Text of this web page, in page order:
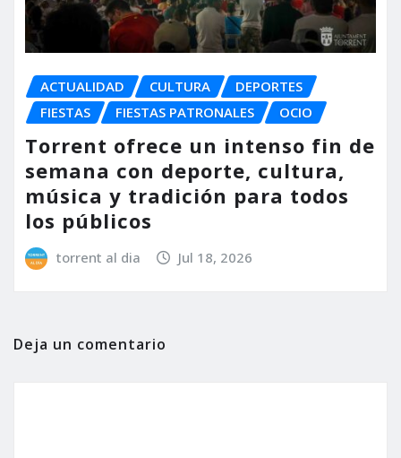
ACTUALIDAD CULTURA
DEPORTES
FIESTAS
FIESTAS PATRONALES OCIO
Torrent ofrece un intenso fin de
semana con deporte, cultura,
música y tradición para todos
los públicos
torrent al dia Jul 18, 2026
Deja un comentario